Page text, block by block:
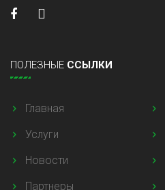
ПОЛЕЗНЫЕ ССЫЛКИ
Главная
Услуги
Новости
Партнеры